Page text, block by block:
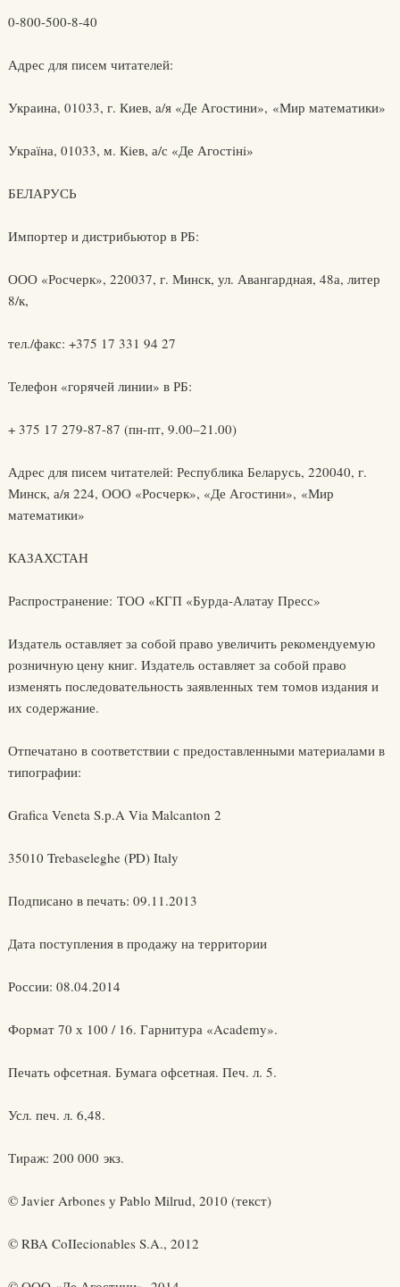
0-800-500-8-40
Адрес для писем читателей:
Украина, 01033, г. Киев, a/я «Де Агостини», «Мир математики»
Украïна, 01033, м. Кiев, а/с «Де Агостiнi»
БЕЛАРУСЬ
Импортер и дистрибьютор в РБ:
ООО «Росчерк», 220037, г. Минск, ул. Авангардная, 48а, литер
8/к,
тел./факс: +375 17 331 94 27
Телефон «горячей линии» в РБ:
+ 375 17 279-87-87 (пн-пт, 9.00–21.00)
Адрес для писем читателей: Республика Беларусь, 220040, г.
Минск, а/я 224, ООО «Росчерк», «Де Агостини», «Мир
математики»
КАЗАХСТАН
Распространение: ТОО «КГП «Бурда-Алатау Пресс»
Издатель оставляет за собой право увеличить рекомендуемую
розничную цену книг. Издатель оставляет за собой право
изменять последовательность заявленных тем томов издания и
их содержание.
Отпечатано в соответствии с предоставленными материалами в
типографии:
Grafica Veneta S.p.A Via Malcanton 2
35010 Trebaseleghe (PD) Italy
Подписано в печать: 09.11.2013
Дата поступления в продажу на территории
России: 08.04.2014
Формат 70 х 100 / 16. Гарнитура «Academy».
Печать офсетная. Бумага офсетная. Печ. л. 5.
Усл. печ. л. 6,48.
Тираж: 200 000 экз.
© Javier Arbones у Pablo Milrud, 2010 (текст)
© RBA CoIIecionables S.A., 2012